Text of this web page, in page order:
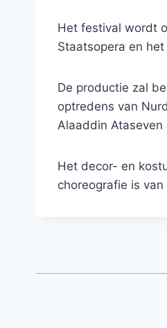
Het festival wordt
Staatsopera en
De productie zal
optredens van
Alaaddin Ataseven
Het decor- en
choreografie is van